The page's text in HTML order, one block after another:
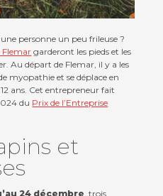
personne un peu frileuse ?
Flemar garderont les pieds et les
Au départ de Flemar, il y a les
myopathie et se déplace en
ans. Cet entrepreneur fait
du Prix de l’Entreprise
et
24 décembre , trois